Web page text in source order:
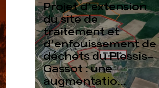
Projet d’extension
du site de
traitement et
d’enfouissement de
déchets du Plessis-
Gassot : une
augmentatio...